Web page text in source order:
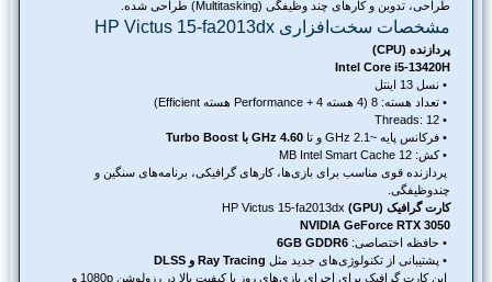
طراحی، تدوین و کارهای چند وظیفگی (Multitasking) طراحی شده.
مشخصات سخت‌افزاری HP Victus 15-fa2013dx
پردازنده (CPU)
Intel Core i5-13420H
‌ • نسل 13 اینتل
‌ • تعداد هسته: 8 (4 هسته Performance + 4 هسته Efficient)
‌ • فرکانس پایه ~2.1 GHz و تا
4.60 GHz با Turbo Boost
‌ • کش: 12 MB Intel Smart Cache
پردازنده قوی مناسب برای بازی‌ها، کارهای گرافیکی، برنامه‌های سنگین و
چندوظیفگی.
کارت گرافیک (GPU)
HP Victus 15-fa2013dx
NVIDIA GeForce RTX 3050
‌ • حافظه اختصاصی:6GB GDDR6
‌ • پشتیبانی از تکنولوژی‌های جدید مثلRay Tracing و DLSS
این کارت گرافیک برای اجرای بازی‌های روز با کیفیت بالا در رزولوشن 1080p و